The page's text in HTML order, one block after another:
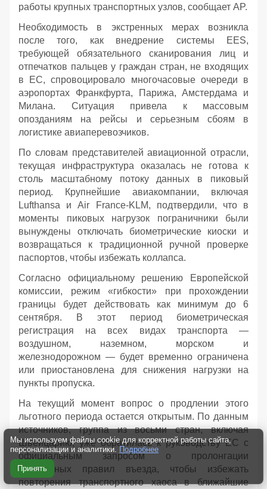
работы крупных транспортных узлов, сообщает AP.
Необходимость в экстренных мерах возникла
после того, как внедрение системы EES,
требующей обязательного сканирования лиц и
отпечатков пальцев у граждан стран, не входящих
в ЕС, спровоцировало многочасовые очереди в
аэропортах Франкфурта, Парижа, Амстердама и
Милана. Ситуация привела к массовым
опозданиям на рейсы и серьезным сбоям в
логистике авиаперевозчиков.
По словам представителей авиационной отрасли,
текущая инфраструктура оказалась не готова к
столь масштабному потоку данных в пиковый
период. Крупнейшие авиакомпании, включая
Lufthansa и Air France-KLM, подтвердили, что в
моменты пиковых нагрузок пограничники были
вынуждены отключать биометрические киоски и
возвращаться к традиционной ручной проверке
паспортов, чтобы избежать коллапса.
Согласно официальному решению Европейской
комиссии, режим «гибкости» при прохождении
границы будет действовать как минимум до 6
сентября. В этот период биометрическая
регистрация на всех видах транспорта —
воздушном, наземном, морском и
железнодорожном — будет временно ограничена
или приостановлена для снижения нагрузки на
пункты пропуска.
На текущий момент вопрос о продлении этого
льготного периода остается открытым. По данным
источников, группа из восьми стран, включая
Швейцарию, уже обратилась к руководству ЕС с
официальным запросом о пролонгации
смягченных правил въезда, чтобы избежать
повторения транспортного хаоса в ближайшие
Мы используем файлы cookie для корректной работы сайта,
персонализации и аналитики. Подробнее
Принять